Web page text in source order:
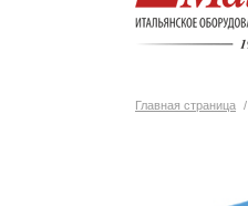
Главная страница /